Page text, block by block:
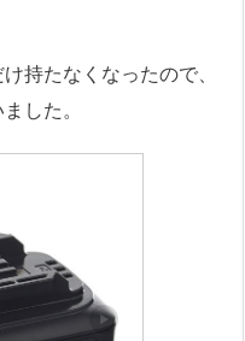
持たなくなったので、
した。